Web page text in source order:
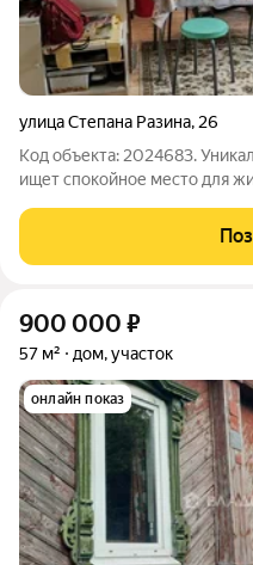
улица Степана Разина, 26
Код объекта: 2024683.
ищет спокойное место для
адресу: улица Степана
имеет общую площадь 73,6
900 000 ₽
57 м² дом, участок
онлайн показ